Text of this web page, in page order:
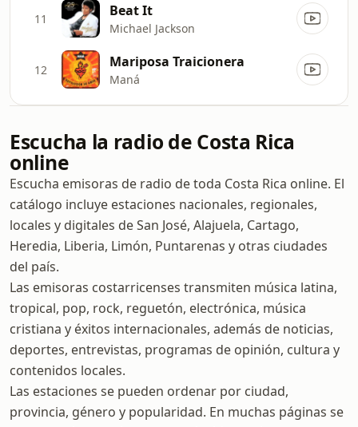
11 Beat It
Michael Jackson
12 Mariposa Traicionera
Maná
Escucha la radio de Costa Rica
online
Escucha emisoras de radio de toda Costa Rica online. El
catálogo incluye estaciones nacionales, regionales,
locales y digitales de San José, Alajuela, Cartago,
Heredia, Liberia, Limón, Puntarenas y otras ciudades
del país.
Las emisoras costarricenses transmiten música latina,
tropical, pop, rock, reguetón, electrónica, música
cristiana y éxitos internacionales, además de noticias,
deportes, entrevistas, programas de opinión, cultura y
contenidos locales.
Las estaciones se pueden ordenar por ciudad,
provincia, género y popularidad. En muchas páginas se